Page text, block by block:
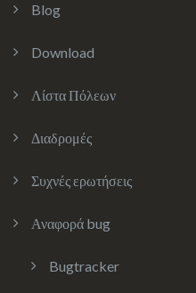
Blog
Download
Λίστα Πόλεων
Διαδρομές
Συχνές ερωτήσεις
Αναφορά bug
Bugtracker